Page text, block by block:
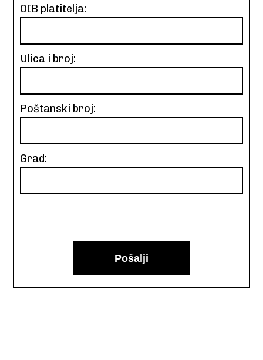
OIB platitelja:
Ulica i broj:
Poštanski broj:
Grad: